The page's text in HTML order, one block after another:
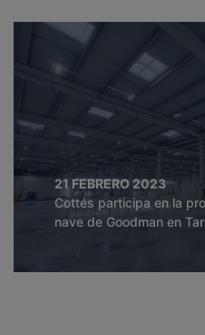
21 FEBRERO 2023
Cottés participa en la
nave de Goodman en